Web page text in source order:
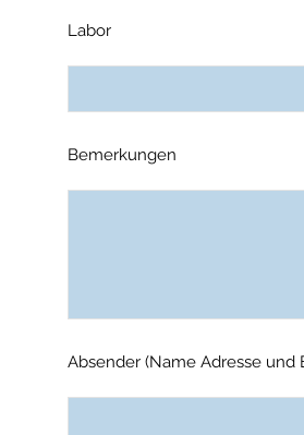
Labor
Bemerkungen
Absender (Name Adresse und